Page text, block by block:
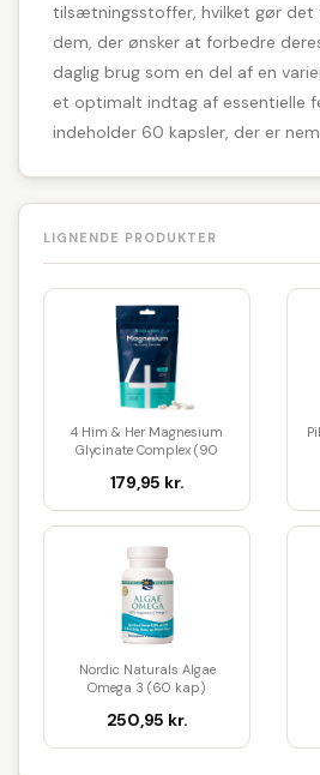
tilsætningsstoffer, hvilket gør det
dem, der ønsker at forbedre
daglig brug som en del af en
et optimalt indtag af essentielle
indeholder 60 kapsler, der er
LIGNENDE PRODUKTER
4 Him & Her Magnesium
Glycinate Complex (90
179,95 kr.
Nordic Naturals Algae
Omega 3 (60 kap)
250,95 kr.